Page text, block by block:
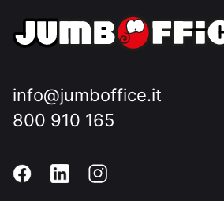
info@jumboffice.it
800 910 165